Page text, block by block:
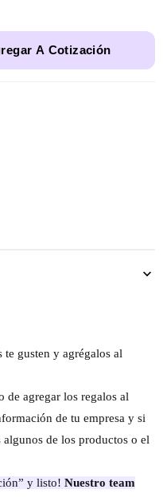
A Cotización
gusten y agrégalos al
de agregar los regalos al
de tu empresa y si
algunos de los productos o el
y listo! Nuestro team